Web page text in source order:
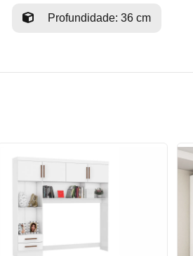
Profundidade: 36 cm